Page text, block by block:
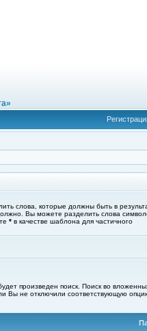
слова, которые должны быть в
Вы можете разделить слова
* в качестве шаблона для частичного
произведен поиск. Поиск во
Вы не отключили соответствующую